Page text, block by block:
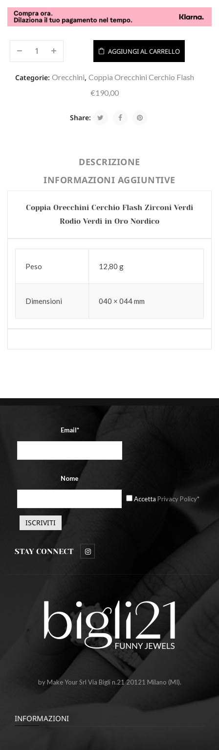
AGGIUNGI AL CARRELLO
Categorie: Orecchini, Coppia Orecchini Cerchio Flash
€190,00
Share:
DESCRIZIONE
INFORMAZIONI AGGIUNTIVE
Coppia Orecchini Cerchio Flash Zirconi Verdi
Rodio Verdi in Oro Nordico
Peso 12,80 g
Dimensioni 040 × 044 mm
Email*
Nome
Accetta Privacy Policy*
STAY CONNECT
by Make Your Srl Via Bigli n.21 20121 Milano (MI).
INFORMAZIONI